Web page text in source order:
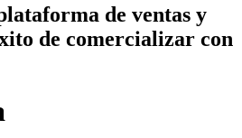
de ventas y
de comercializar con